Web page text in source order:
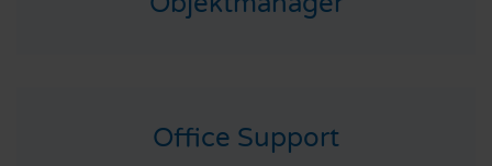
Office Support